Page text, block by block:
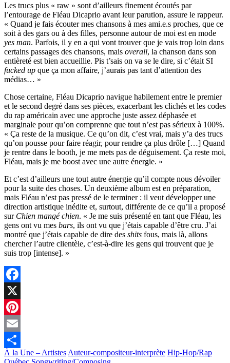
Les trucs plus « raw » sont d’ailleurs finement écoutés par
l’entourage de Fléau Dicaprio avant leur parution, assure le rappeur.
« Quand je fais écouter mes chansons à mes ami.e.s proches, que ce
soit à des gars ou à des filles, personne autour de moi est en mode
yes man. Parfois, il y en a qui vont trouver que je vais trop loin dans
certains passages des chansons, mais overall, la chanson dans son
entièreté est bien accueillie. Pis t’sais on va se le dire, si c’était SI
fucked up que ça mon affaire, j’aurais pas tant d’attention des
médias… »
Chose certaine, Fléau Dicaprio navigue habilement entre le premier
et le second degré dans ses pièces, exacerbant les clichés et les codes
du rap américain avec une approche juste assez déphasée et
marginale pour qu’on comprenne que tout n’est pas sérieux à 100%.
« Ça reste de la musique. Ce qu’on dit, c’est vrai, mais y’a des trucs
qu’on pousse pour faire réagir, pour rendre ça plus drôle […] Quand
je rentre dans le booth, je me mets pas de déguisement. Ça reste moi,
Fléau, mais je me boost avec une autre énergie. »
Et c’est d’ailleurs une tout autre énergie qu’il compte nous dévoiler
pour la suite des choses. Un deuxième album est en préparation,
mais Fléau n’est pas pressé de le terminer : il veut développer une
direction artistique inédite et, surtout, différente de ce qu’il a proposé
sur Chien mangé chien. « Je me suis présenté en tant que Fléau, les
gens ont vu mes bars, ils ont vu que j’étais capable d’être cru. J’ai
montré que j’étais capable de dire des shits fous, mais là, allons
chercher l’autre clientèle, c’est-à-dire les gens qui trouvent que je
suis trop [intense]. »
Facebook
X
Pinterest
Email
Partager
À la Une – Artistes Auteur-compositeur-interprète Hip-Hop/Rap